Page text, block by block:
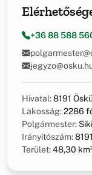
+36 88 588
Hivatal:8191
Lakosság:2286
Polgármester:
Irányítószám:8191
Terület:48,30